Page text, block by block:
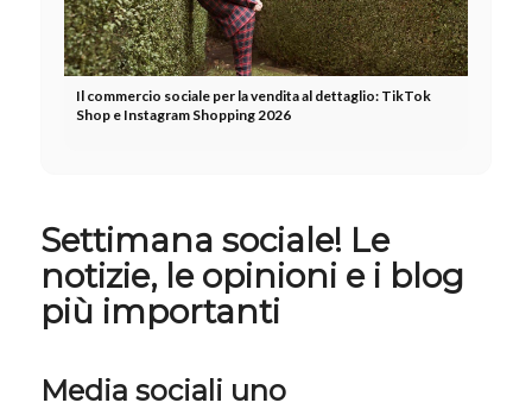
Il commercio sociale per la vendita al dettaglio: TikTok
Shop e Instagram Shopping 2026
Settimana sociale! Le
notizie, le opinioni e i blog
più importanti
Media sociali uno